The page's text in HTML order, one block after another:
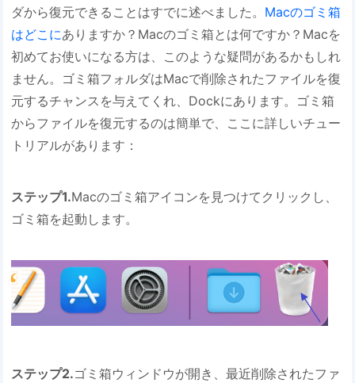
ダから復元できることはすでに述べました。 Macのゴミ箱
はどこにありますか？Macのゴミ箱とは何ですか？Macを
初めてお使いになる方は、このような疑問があるかもしれ
ません。ゴミ箱フォルダはMacで削除されたファイルを復
元するチャンスを与えてくれ、Dockにあります。ゴミ箱
からファイルを復元するのは簡単で、ここに詳しいチュー
トリアルがあります：
ステップ1.Macのゴミ箱アイコンを見つけてクリックし、
ゴミ箱を起動します。
ステップ2.ゴミ箱ウィンドウが開き、最近削除されたファ